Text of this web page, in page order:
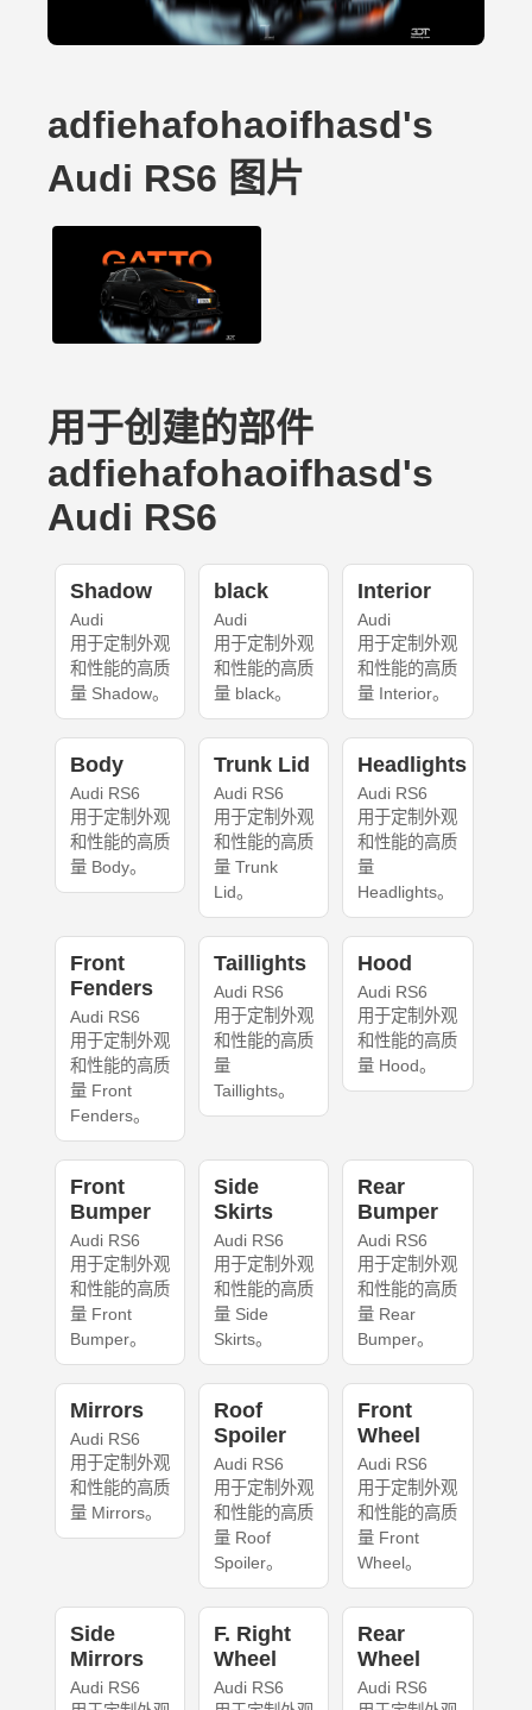
adfiehafohaoifhasd's
Audi RS6 图片
用于创建的部件
adfiehafohaoifhasd's
Audi RS6
Shadow
Audi
用于定制外观
和性能的高质
量 Shadow。
black
Audi
用于定制外观
和性能的高质
量 black。
Interior
Audi
用于定制外观
和性能的高质
量 Interior。
Body
Audi RS6
用于定制外观
和性能的高质
量 Body。
Trunk Lid
Audi RS6
用于定制外观
和性能的高质
量 Trunk
Lid。
Headlights
Audi RS6
用于定制外观
和性能的高质
量
Headlights。
Front
Fenders
Audi RS6
用于定制外观
和性能的高质
量 Front
Fenders。
Taillights
Audi RS6
用于定制外观
和性能的高质
量
Taillights。
Hood
Audi RS6
用于定制外观
和性能的高质
量 Hood。
Front
Bumper
Audi RS6
用于定制外观
和性能的高质
量 Front
Bumper。
Side
Skirts
Audi RS6
用于定制外观
和性能的高质
量 Side
Skirts。
Rear
Bumper
Audi RS6
用于定制外观
和性能的高质
量 Rear
Bumper。
Mirrors
Audi RS6
用于定制外观
和性能的高质
量 Mirrors。
Roof
Spoiler
Audi RS6
用于定制外观
和性能的高质
量 Roof
Spoiler。
Front
Wheel
Audi RS6
用于定制外观
和性能的高质
量 Front
Wheel。
Side
Mirrors
Audi RS6
F. Right
Wheel
Audi RS6
Rear
Wheel
Audi RS6